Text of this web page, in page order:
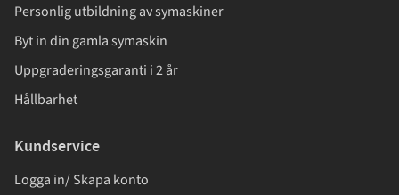
Personlig utbildning av symaskiner
Byt in din gamla symaskin
Uppgraderingsgaranti i 2 år
Hållbarhet
Kundservice
Logga in/ Skapa konto